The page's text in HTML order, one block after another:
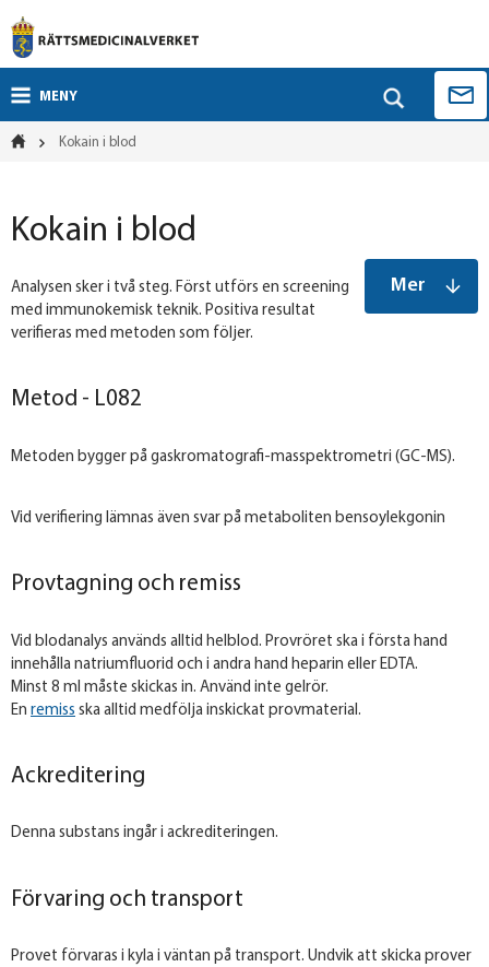
MENY
Kokain i blod
Kokain i blod
Mer
Analysen sker i två steg. Först utförs en screening
med immunokemisk teknik. Positiva resultat
verifieras med metoden som följer.
Metod - L082
Metoden bygger på gaskromatografi-masspektrometri (GC-MS).
Vid verifiering lämnas även svar på metaboliten bensoylekgonin
Provtagning och remiss
Vid blodanalys används alltid helblod. Provröret ska i första hand
innehålla natriumfluorid och i andra hand heparin eller EDTA.
Minst 8 ml måste skickas in. Använd inte gelrör.
En remiss ska alltid medfölja inskickat provmaterial.
Ackreditering
Denna substans ingår i ackrediteringen.
Förvaring och transport
Provet förvaras i kyla i väntan på transport. Undvik att skicka prover